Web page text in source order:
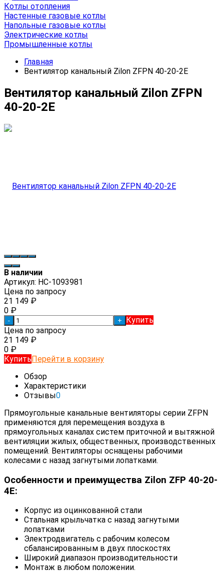
Котлы отопления
Настенные газовые котлы
Напольные газовые котлы
Электрические котлы
Промышленные котлы
Главная
Вентилятор канальный Zilon ZFPN 40-20-2E
Вентилятор канальный Zilon ZFPN
40-20-2E
В наличии
Артикул: НС-1093981
Цена по запросу
21 149 ₽
0 ₽
- +
Купить
Цена по запросу
21 149 ₽
0 ₽
КупитьПерейти в корзину
Обзор
Характеристики
Отзывы0
Прямоугольные канальные вентиляторы серии ZFPN
применяются для перемещения воздуха в
прямоугольных каналах систем приточной и вытяжной
вентиляции жилых, общественных, производственных
помещений. Вентиляторы оснащены рабочими
колесами с назад загнутыми лопатками.
Особенности и преимущества Zilon ZFP 40-20-
4E:
Корпус из оцинкованной стали
Стальная крыльчатка с назад загнутыми
лопатками
Электродвигатель с рабочим колесом
сбалансированным в двух плоскостях
Широкий диапазон производительности
Монтаж в любом положении.